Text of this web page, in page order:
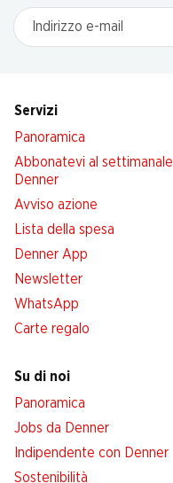
Indirizzo e-mail
Servizi
Panoramica
Abbonatevi al settimanale
Denner
Avviso azione
Lista della spesa
Denner App
Newsletter
WhatsApp
Carte regalo
Su di noi
Panoramica
Jobs da Denner
Indipendente con Denner
Sostenibilità